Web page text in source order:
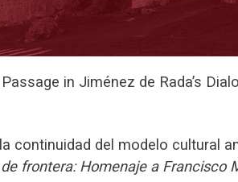
in Jiménez de Rada’s
continuidad del modelo cultural
frontera: Homenaje a Francisco